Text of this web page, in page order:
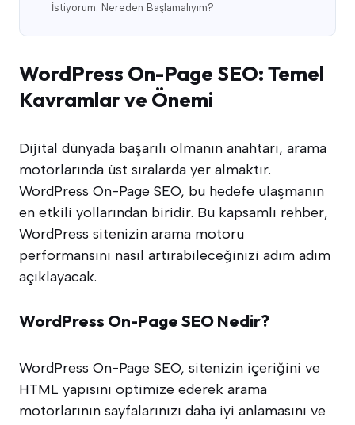
İstiyorum. Nereden Başlamalıyım?
WordPress On-Page SEO: Temel
Kavramlar ve Önemi
Dijital dünyada başarılı olmanın anahtarı, arama
motorlarında üst sıralarda yer almaktır.
WordPress On-Page SEO, bu hedefe ulaşmanın
en etkili yollarından biridir. Bu kapsamlı rehber,
WordPress sitenizin arama motoru
performansını nasıl artırabileceğinizi adım adım
açıklayacak.
WordPress On-Page SEO Nedir?
WordPress On-Page SEO, sitenizin içeriğini ve
HTML yapısını optimize ederek arama
motorlarının sayfalarınızı daha iyi anlamasını ve